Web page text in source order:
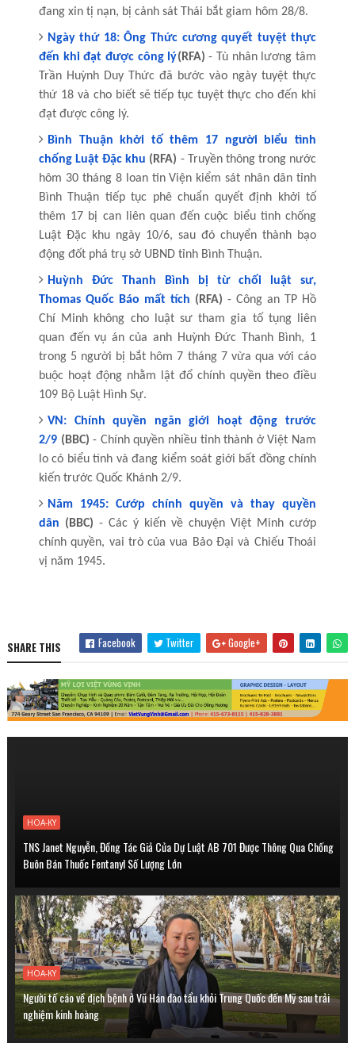
đang xin tị nạn, bị cảnh sát Thái bắt giam hôm 28/8.
Ngày thứ 18: Ông Thức cương quyết tuyệt thực
đến khi đạt được công lý(RFA)- Tù nhân lương tâm
Trần Huỳnh Duy Thức đã bước vào ngày tuyệt thực
thứ 18 và cho biết sẽ tiếp tục tuyệt thực cho đến khi
đạt được công lý.
Bình Thuận khởi tố thêm 17 người biểu tình
chống Luật Đặc khu (RFA) - Truyền thông trong nước
hôm 30 tháng 8 loan tin Viện kiểm sát nhân dân tỉnh
Bình Thuận tiếp tục phê chuẩn quyết định khởi tố
thêm 17 bị can liên quan đến cuộc biểu tình chống
Luật Đặc khu ngày 10/6, sau đó chuyển thành bạo
động đốt phá trụ sở UBND tỉnh Bình Thuận.
Huỳnh Đức Thanh Bình bị từ chối luật sư,
Thomas Quốc Báo mất tích (RFA) - Công an TP Hồ
Chí Minh không cho luật sư tham gia tố tụng liên
quan đến vụ án của anh Huỳnh Đức Thanh Bình, 1
trong 5 người bị bắt hôm 7 tháng 7 vừa qua với cáo
buộc hoạt động nhằm lật đổ chính quyền theo điều
109 Bộ Luật Hình Sự.
VN: Chính quyền ngăn giới hoạt động trước
2/9(BBC)- Chính quyền nhiều tỉnh thành ở Việt Nam
lo có biểu tình và đang kiểm soát giới bất đồng chính
kiến trước Quốc Khánh 2/9.
Năm 1945: Cướp chính quyền và thay quyền
dân (BBC) - Các ý kiến về chuyện Việt Minh cướp
chính quyền, vai trò của vua Bảo Đại và Chiếu Thoái
vị năm 1945.
SHARE THIS Facebook Twitter Google+
HOA-KY
TNS Janet Nguyễn, Đồng Tác Giả Của Dự Luật AB 701 Được Thông Qua Chống
Buôn Bán Thuốc Fentanyl Số Lượng Lớn
HOA-KY
Người tố cáo về dịch bệnh ở Vũ Hán đào tẩu khỏi Trung Quốc đến Mỹ sau trải
nghiệm kinh hoàng